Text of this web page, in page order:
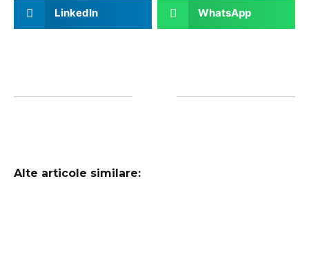
LinkedIn WhatsApp
Alte articole similare: